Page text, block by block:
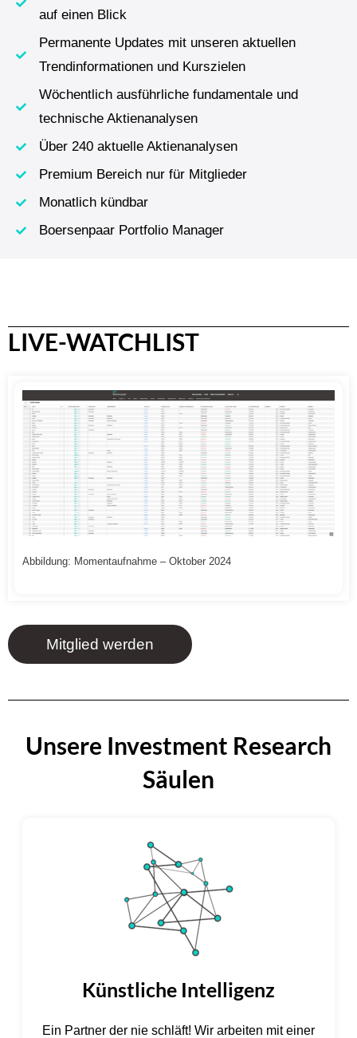
auf einen Blick
Permanente Updates mit unseren aktuellen
Trendinformationen und Kurszielen
Wöchentlich ausführliche fundamentale und
technische Aktienanalysen
Über 240 aktuelle Aktienanalysen
Premium Bereich nur für Mitglieder
Monatlich kündbar
Boersenpaar Portfolio Manager
LIVE-WATCHLIST
Abbildung: Momentaufnahme – Oktober 2024
Mitglied werden
Unsere Investment Research
Säulen
Künstliche Intelligenz
Ein Partner der nie schläft! Wir arbeiten mit einer